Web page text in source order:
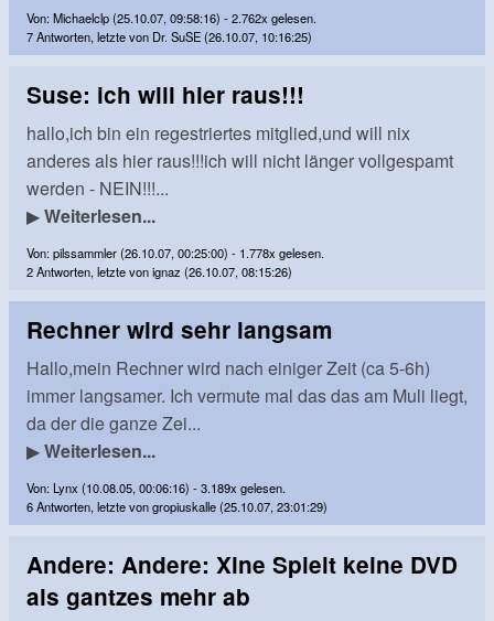
Von: Michaelclp (25.10.07, 09:58:16) - 2.762x gelesen.
7 Antworten, letzte von Dr. SuSE (26.10.07, 10:16:25)
Suse: ich will hier raus!!!
hallo,ich bin ein regestriertes mitglied,und will nix
anderes als hier raus!!!ich will nicht länger vollgespamt
werden - NEIN!!!...
▶Weiterlesen...
Von: pilssammler (26.10.07, 00:25:00) - 1.778x gelesen.
2 Antworten, letzte von ignaz (26.10.07, 08:15:26)
Rechner wird sehr langsam
Hallo,mein Rechner wird nach einiger Zeit (ca 5-6h)
immer langsamer. Ich vermute mal das das am Muli liegt,
da der die ganze Zei...
▶Weiterlesen...
Von: Lynx (10.08.05, 00:06:16) - 3.189x gelesen.
6 Antworten, letzte von gropiuskalle (25.10.07, 23:01:29)
Andere: Andere: Xine Spielt keine DVD
als gantzes mehr ab